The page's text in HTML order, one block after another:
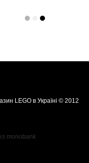
LEGO в Україні © 2012